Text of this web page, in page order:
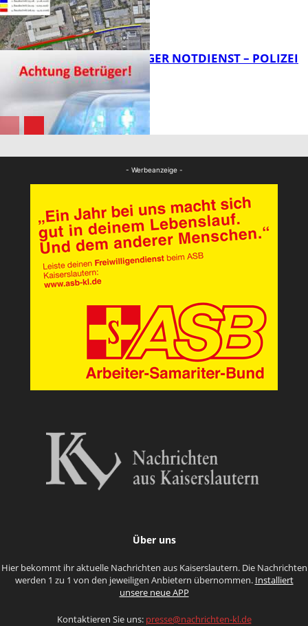
FB News
FRAGWÜRDIGER NOTDIENST – POLIZEI
WARNT
- Werbeanzeige -
Über uns
Hier bekommt ihr aktuelle Nachrichten aus Kaiserslautern. Die Nachrichten
werden 1 zu 1 von den jeweiligen Anbietern übernommen. Installiert
unsere neue APP
Kontaktieren Sie uns: presse@nachrichten-kl.de